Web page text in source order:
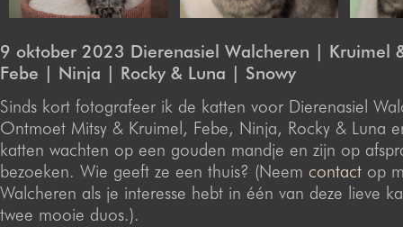
9 oktober 2023 Dierenasiel Walcheren | Kruimel
Febe | Ninja | Rocky & Luna | Snowy
Sinds kort fotografeer ik de katten voor Dierenasiel
Ontmoet Mitsy & Kruimel, Febe, Ninja, Rocky & Luna
katten wachten op een gouden mandje en zijn op
bezoeken. Wie geeft ze een thuis? (Neem contact op
Walcheren als je interesse hebt in één van deze lieve
twee mooie duos.).